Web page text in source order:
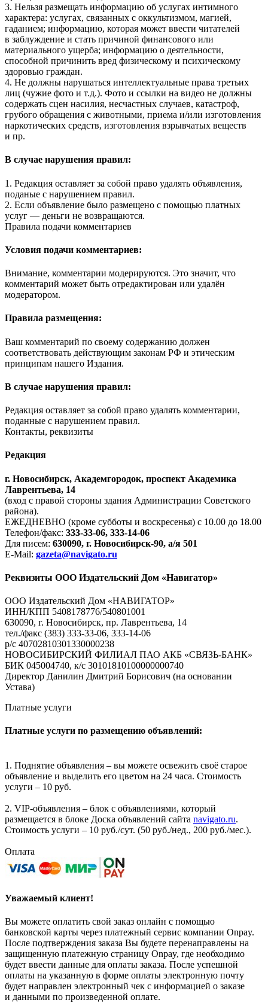
3. Нельзя размещать информацию об услугах интимного
характера: услугах, связанных с оккультизмом, магией,
гаданием; информацию, которая может ввести читателей
в заблуждение и стать причиной финансового или
материального ущерба; информацию о деятельности,
способной причинить вред физическому и психическому
здоровью граждан.
4. Не должны нарушаться интеллектуальные права третьих
лиц (чужие фото и т.д.). Фото и ссылки на видео не должны
содержать сцен насилия, несчастных случаев, катастроф,
грубого обращения с животными, приема и/или изготовления
наркотических средств, изготовления взрывчатых веществ
и пр.
В случае нарушения правил:
1. Редакция оставляет за собой право удалять объявления,
поданые с нарушением правил.
2. Если объявление было размещено с помощью платных
услуг — деньги не возвращаются.
Правила подачи комментариев
Условия подачи комментариев:
Внимание, комментарии модерируются. Это значит, что
комментарий может быть отредактирован или удалён
модератором.
Правила размещения:
Ваш комментарий по своему содержанию должен
соответствовать действующим законам РФ и этическим
принципам нашего Издания.
В случае нарушения правил:
Редакция оставляет за собой право удалять комментарии,
поданные с нарушением правил.
Контакты, реквизиты
Редакция
г. Новосибирск, Академгородок, проспект Академика
Лаврентьева, 14
(вход с правой стороны здания Администрации Советского
района).
ЕЖЕДНЕВНО (кроме субботы и воскресенья) с 10.00 до 18.00
Телефон/факс: 333-33-06, 333-14-06
Для писем: 630090, г. Новосибирск-90, а/я 501
E-Mail: gazeta@navigato.ru
Реквизиты ООО Издательский Дом «Навигатор»
ООО Издательский Дом «НАВИГАТОР»
ИНН/КПП 5408178776/540801001
630090, г. Новосибирск, пр. Лаврентьева, 14
тел./факс (383) 333-33-06, 333-14-06
р/с 40702810301330000238
НОВОСИБИРСКИЙ ФИЛИАЛ ПАО АКБ «СВЯЗЬ-БАНК»
БИК 045004740, к/с 30101810100000000740
Директор Данилин Дмитрий Борисович (на основании
Устава)
Платные услуги
Платные услуги по размещению объявлений:
1. Поднятие объявления – вы можете освежить своё старое
объявление и выделить его цветом на 24 часа. Стоимость
услуги – 10 руб.
2. VIP-объявления – блок с объявлениями, который
размещается в блоке Доска объявлений сайта navigato.ru.
Стоимость услуги – 10 руб./сут. (50 руб./нед., 200 руб./мес.).
Оплата
Уважаемый клиент!
Вы можете оплатить свой заказ онлайн с помощью
банковской карты через платежный сервис компании Onpay.
После подтверждения заказа Вы будете перенаправлены на
защищенную платежную страницу Onpay, где необходимо
будет ввести данные для оплаты заказа. После успешной
оплаты на указанную в форме оплаты электронную почту
будет направлен электронный чек с информацией о заказе
и данными по произведенной оплате.